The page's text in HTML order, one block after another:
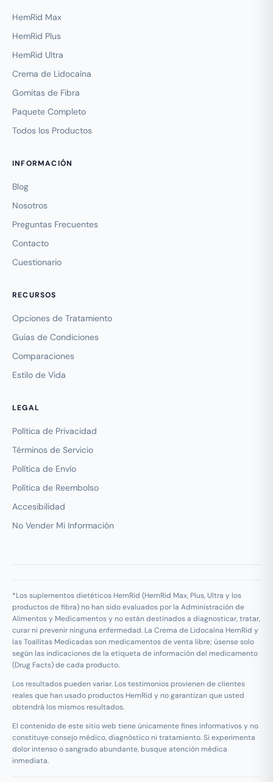
HemRid Max
HemRid Plus
HemRid Ultra
Crema de Lidocaína
Gomitas de Fibra
Paquete Completo
Todos los Productos
INFORMACIÓN
Blog
Nosotros
Preguntas Frecuentes
Contacto
Cuestionario
RECURSOS
Opciones de Tratamiento
Guías de Condiciones
Comparaciones
Estilo de Vida
LEGAL
Política de Privacidad
Términos de Servicio
Política de Envío
Política de Reembolso
Accesibilidad
No Vender Mi Información
*Los suplementos dietéticos HemRid (HemRid Max, Plus, Ultra y los
productos de fibra) no han sido evaluados por la Administración de
Alimentos y Medicamentos y no están destinados a diagnosticar, tratar,
curar ni prevenir ninguna enfermedad. La Crema de Lidocaína HemRid y
las Toallitas Medicadas son medicamentos de venta libre; úsense solo
según las indicaciones de la etiqueta de información del medicamento
(Drug Facts) de cada producto.
Los resultados pueden variar. Los testimonios provienen de clientes
reales que han usado productos HemRid y no garantizan que usted
obtendrá los mismos resultados.
El contenido de este sitio web tiene únicamente fines informativos y no
constituye consejo médico, diagnóstico ni tratamiento. Si experimenta
dolor intenso o sangrado abundante, busque atención médica
inmediata.